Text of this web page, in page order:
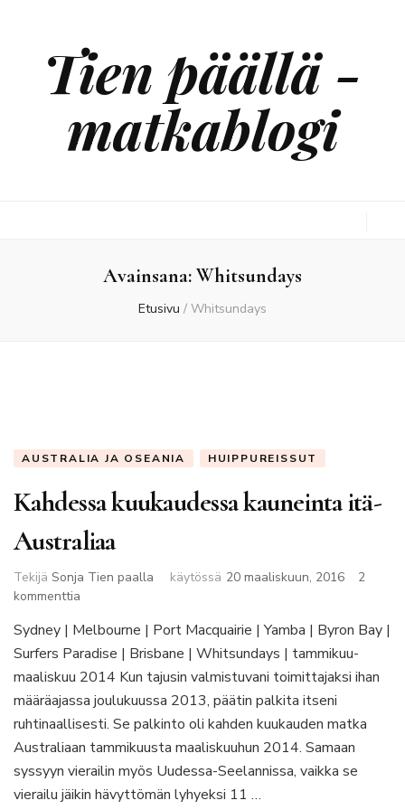
Tien päällä -
matkablogi
Avainsana:Whitsundays
Etusivu / Whitsundays
AUSTRALIA JA OSEANIA HUIPPUREISSUT
Kahdessa kuukaudessa kauneinta itä-
Australiaa
Tekijä Sonja Tien paalla käytössä 20 maaliskuun, 2016
2
kommenttia
kuukaudessa
kauneinta
itä-
Sydney | Melbourne | Port Macquairie | Yamba | Byron Bay |
Surfers Paradise | Brisbane | Whitsundays | tammikuu-
maaliskuu 2014 Kun tajusin valmistuvani toimittajaksi ihan
määräajassa joulukuussa 2013, päätin palkita itseni
ruhtinaallisesti. Se palkinto oli kahden kuukauden matka
Australiaan tammikuusta maaliskuuhun 2014. Samaan
syssyyn vierailin myös Uudessa-Seelannissa, vaikka se
vierailu jäikin hävyttömän lyhyeksi 11 …